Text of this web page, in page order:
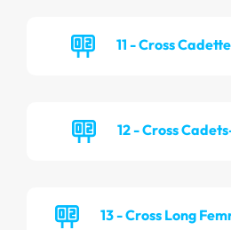
11 - Cross
12 - Cross
13 - Cross Long